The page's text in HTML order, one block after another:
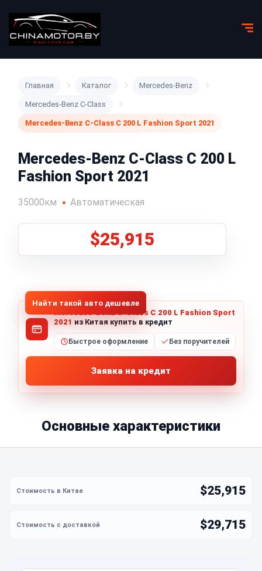
Главная Каталог Mercedes-Benz
Mercedes-Benz C-Class
Mercedes-Benz C-Class C 200 L Fashion Sport 2021
Mercedes-Benz C-Class C 200 L
Fashion Sport 2021
35000км Автоматическая
$25,915
Найти такой авто дешевле
Mercedes-Benz C-Class C 200 L Fashion Sport
2021 из Китая купить в кредит
Быстрое оформление Без поручителей
Заявка на кредит
Основные характеристики
$25,915
$29,715